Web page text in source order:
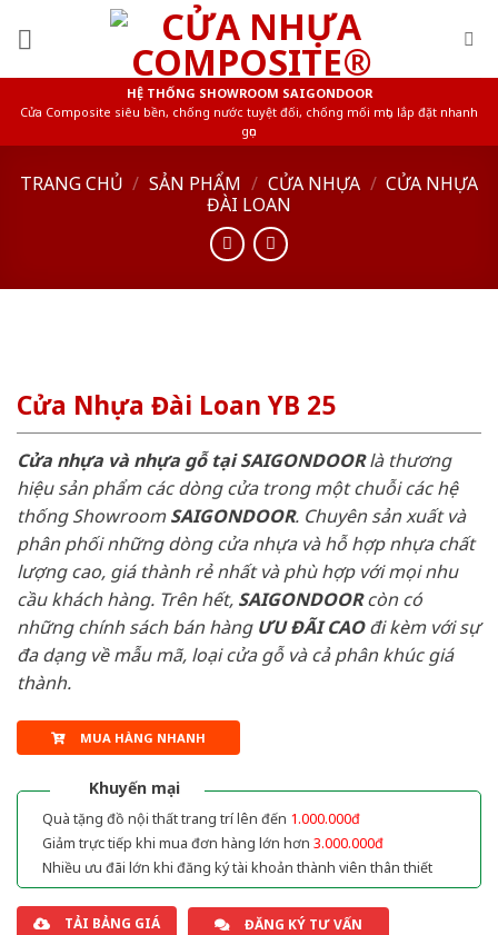
HỆ THỐNG SHOWROOM SAIGONDOOR
Cửa Composite siêu bền, chống nước tuyệt đối, chống mối mọt, lắp đặt nhanh
gọn
TRANG CHỦ / SẢN PHẨM / CỬA NHỰA / CỬA NHỰA
ĐÀI LOAN
Cửa Nhựa Đài Loan YB 25
Cửa nhựa và nhựa gỗ tại SAIGONDOORlà thương
hiệu sản phẩm các dòng cửa trong một chuỗi các hệ
thống ShowroomSAIGONDOOR. Chuyên sản xuất và
phân phối những dòng cửa nhựa và hỗ hợp nhựa chất
lượng cao, giá thành rẻ nhất và phù hợp với mọi nhu
cầu khách hàng. Trên hết, SAIGONDOORcòn có
những chính sách bán hàng ƯU ĐÃI CAOđi kèm với sự
đa dạng về mẫu mã, loại cửa gỗ và cả phân khúc giá
thành.
MUA HÀNG NHANH
Khuyến mại
Quà tặng đồ nội thất trang trí lên đến 1.000.000đ
Giảm trực tiếp khi mua đơn hàng lớn hơn 3.000.000đ
Nhiều ưu đãi lớn khi đăng ký tài khoản thành viên thân thiết
TẢI BẢNG GIÁ ĐĂNG KÝ TƯ VẤN